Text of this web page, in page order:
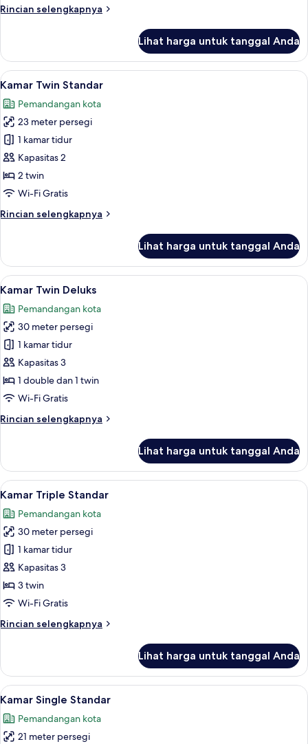
Rincian selengkapnya
Rincian
Kamar
Double
Standar
Lihat harga untuk tanggal Anda
Lihat
semua
foto
untuk
Kamar
Twin
Standar
Kamar Twin Standar | Seprai
5
Kamar Twin Standar
Pemandangan kota
23 meter persegi
1 kamar tidur
Kapasitas 2
2 twin
Wi-Fi Gratis
Rincian selengkapnya
Rincian
Kamar
Twin
Standar
Lihat harga untuk tanggal Anda
Lihat
semua
foto
untuk
Kamar
Twin
Deluks
Kamar Twin Deluks | Seprai
4
Kamar Twin Deluks
Pemandangan kota
30 meter persegi
1 kamar tidur
Kapasitas 3
1 double dan 1 twin
Wi-Fi Gratis
Rincian selengkapnya
Rincian
Kamar
Twin
Deluks
Lihat harga untuk tanggal Anda
Lihat
semua
foto
untuk
Kamar
Triple
Standar
Kamar Triple Standar |
5
Kamar Triple Standar
Pemandangan kota
30 meter persegi
1 kamar tidur
Kapasitas 3
3 twin
Wi-Fi Gratis
Rincian selengkapnya
Rincian
Kamar
Triple
Standar
Lihat harga untuk tanggal Anda
Lihat
semua
foto
untuk
Kamar Single Standar | Seprai
6
Kamar Single Standar
Pemandangan kota
21 meter persegi